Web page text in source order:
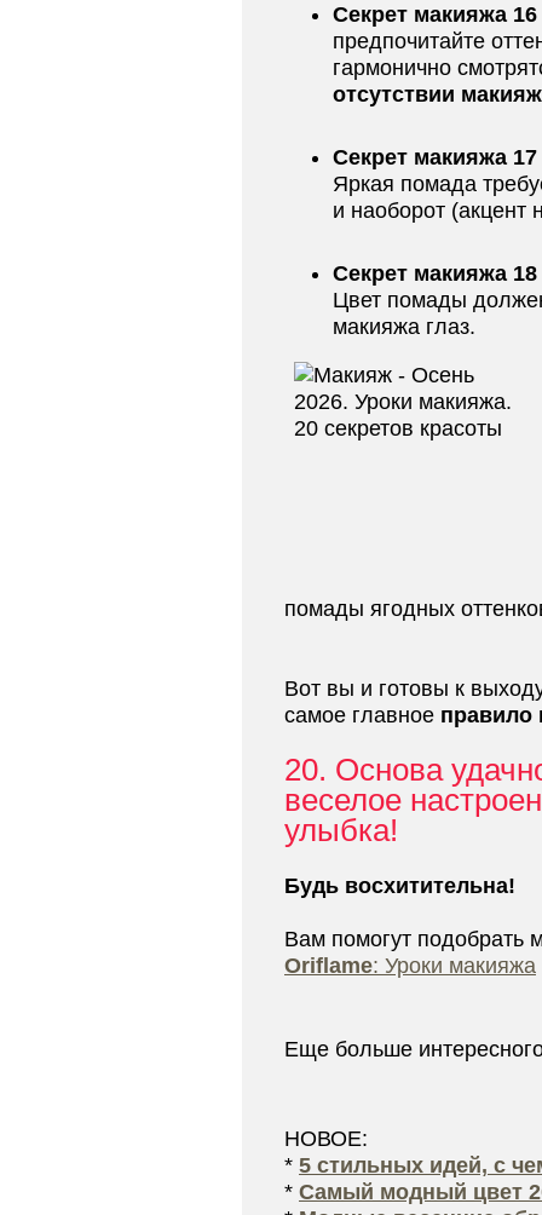
Секрет макияжа 16
предпочитайте
гармонично
отсутствии
Секрет макияжа 17
Яркая помада
и наоборот (акцент
Секрет макияжа 18
Цвет помады
макияжа глаз.
помады ягодных
Вот вы и готовы к
самое главное правило
20. Основа
веселое
улыбка!
Будь восхитительна!
Вам помогут подобрать
Oriflame: Уроки макияжа
Еще больше
НОВОЕ:
* 5 стильных идей, с
* Самый модный цвет